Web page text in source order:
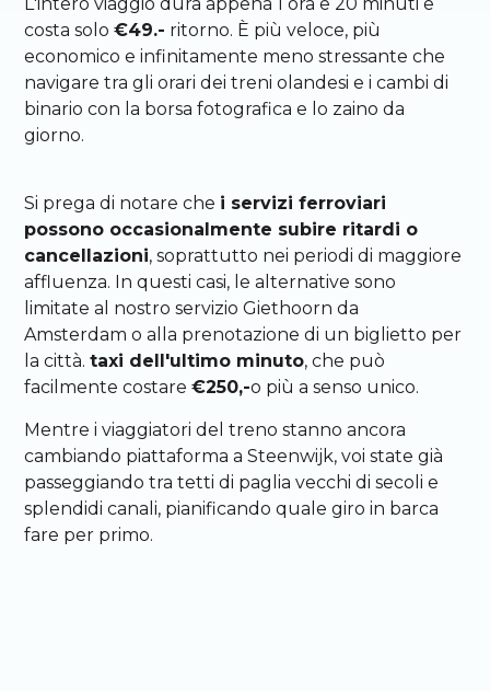
costa solo€49.- ritorno. È più veloce, più
economico e infinitamente meno stressante che
navigare tra gli orari dei treni olandesi e i cambi di
binario con la borsa fotografica e lo zaino da
giorno.
Si prega di notare che i servizi ferroviari
possono occasionalmente subire ritardi o
cancellazioni, soprattutto nei periodi di maggiore
affluenza. In questi casi, le alternative sono
limitate al nostro servizio Giethoorn da
Amsterdam o alla prenotazione di un biglietto per
la città.taxi dell'ultimo minuto, che può
facilmente costare€250,-o più a senso unico.
Mentre i viaggiatori del treno stanno ancora
cambiando piattaforma a Steenwijk, voi state già
passeggiando tra tetti di paglia vecchi di secoli e
splendidi canali, pianificando quale giro in barca
fare per primo.